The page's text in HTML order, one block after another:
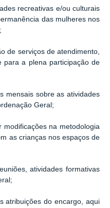
e/ou culturais
das mulheres nos
de atendimento,
para a plena participação de
sobre as atividades
Geral;
na metodologia
as crianças nos espaços de
atividades formativas
do encargo, aqui